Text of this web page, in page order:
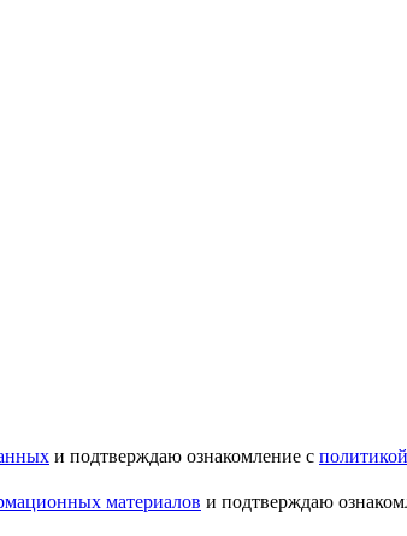
и подтверждаю ознакомление с
материалов и подтверждаю